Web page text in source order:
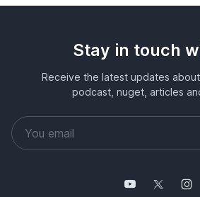
Stay in touch
Receive the latest updates
podcast, nuget, articles